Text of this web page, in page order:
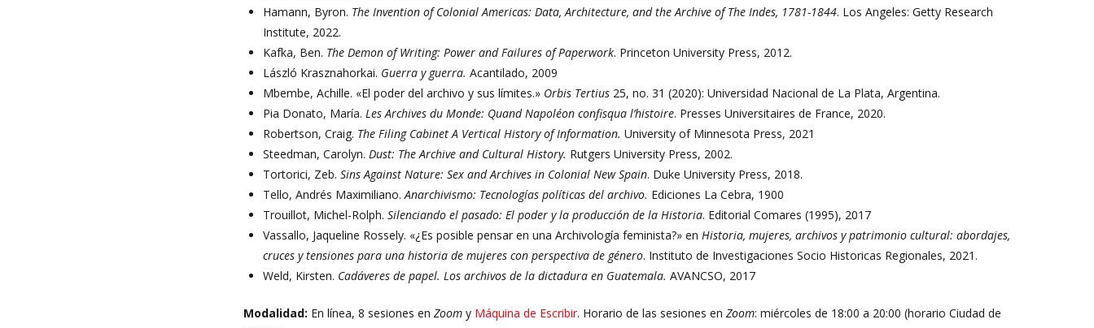
Hamann, Byron. The Invention of Colonial Americas: Data, Architecture, and the Archive of The Indes, 1781-1844. Los Angeles: Getty Research
Institute, 2022.
Kafka, Ben. The Demon of Writing: Power and Failures of Paperwork. Princeton University Press, 2012.
László Krasznahorkai. Guerra y guerra. Acantilado, 2009
Mbembe, Achille. «El poder del archivo y sus límites.» Orbis Tertius25, no. 31 (2020): Universidad Nacional de La Plata, Argentina.
Pia Donato, María. Les Archives du Monde: Quand Napoléon confisqua l’histoire. Presses Universitaires de France, 2020.
Robertson, Craig. The Filing Cabinet A Vertical History of Information. University of Minnesota Press, 2021
Steedman, Carolyn. Dust: The Archive and Cultural History. Rutgers University Press, 2002.
Tortorici, Zeb. Sins Against Nature: Sex and Archives in Colonial New Spain. Duke University Press, 2018.
Tello, Andrés Maximiliano.Anarchivismo: Tecnologías políticas del archivo. Ediciones La Cebra, 1900
Trouillot, Michel-Rolph. Silenciando el pasado: El poder y la producción de la Historia. Editorial Comares (1995), 2017
Vassallo, Jaqueline Rossely. «¿Es posible pensar en una Archivología feminista?» en Historia, mujeres, archivos y patrimonio cultural: abordajes,
cruces y tensiones para una historia de mujeres con perspectiva de género. Instituto de Investigaciones Socio Historicas Regionales, 2021.
Weld, Kirsten. Cadáveres de papel. Los archivos de la dictadura en Guatemala. AVANCSO, 2017
Modalidad: En línea, 8 sesiones enZoom y Máquina de Escribir. Horario de las sesiones enZoom: miércoles de 18:00 a 20:00 (horario Ciudad de